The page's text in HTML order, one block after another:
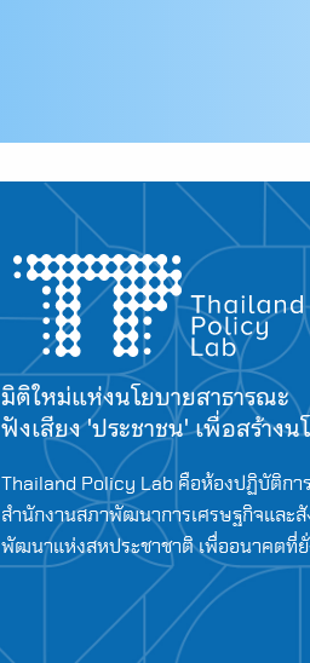
มิติใหม่แห่งนโยบายสาธารณะ
ฟังเสียง 'ประชาชน' เพื่อสร้างน
Thailand Policy Lab คือห้องปฏิบัติกา
สำนักงานสภาพัฒนาการเศรษฐกิจและสั
พัฒนาแห่งสหประชาชาติ เพื่ออนาคตที่